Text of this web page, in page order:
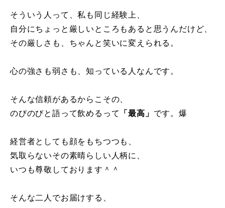
そういう人って、私も同じ経験上、
自分にちょっと厳しいところもあると思うんだけど、
その厳しさも、ちゃんと笑いに変えられる。
心の強さも弱さも、知っている人なんです。
そんな信頼があるからこその、
のびのびと語って飲めるって
「最高」 です。爆
経営者としても顔をもちつつも、
気取らないその素晴らしい人柄に、
いつも尊敬しております＾＾
そんな二人でお届けする、